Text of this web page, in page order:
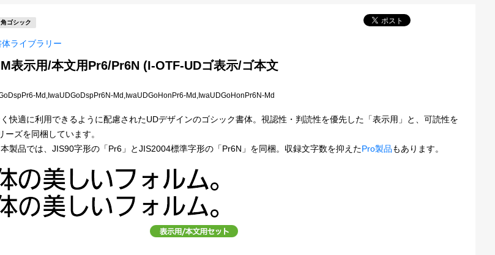
角ゴシック
ライブラリー
表示用/本文用Pr6/Pr6N (I-OTF-UDゴ表示/ゴ本文
Md,IwaUDGoDspPr6N-Md,IwaUDGoHonPr6-Md,IwaUDGoHonPr6N-Md
快適に利用できるように配慮されたUDデザインのゴシック書体。視認性・判読性を優先した「表示用」と、可読性を
ズを同梱しています。
製品では、JIS90字形の「Pr6」とJIS2004標準字形の「Pr6N」を同梱。収録文字数を抑えたPro製品もあります。